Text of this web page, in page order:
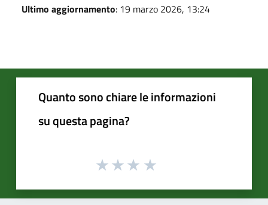
Ultimo aggiornamento: 19 marzo 2026, 13:24
Quanto sono chiare le informazioni
su questa pagina?